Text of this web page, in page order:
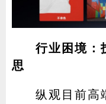
行业困境：
思
纵观目前高